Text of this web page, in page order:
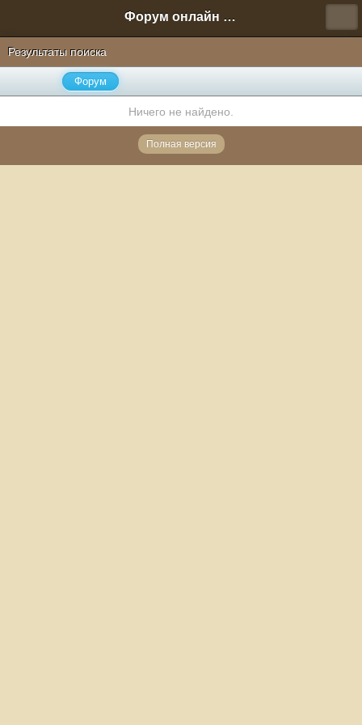
Форум онлайн игры "Новая Эра" (Нюра Биз)
Результаты поиска
Форум
Ничего не найдено.
Полная версия